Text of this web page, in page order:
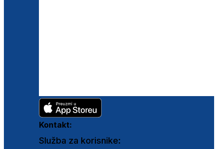
Kontakt:
Služba za korisnike: